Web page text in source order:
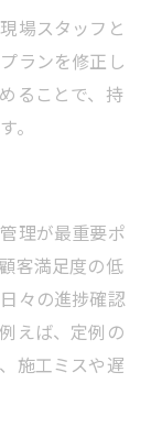
場スタッフと
ランを修正し
ることで、持
。
理が最重要ポ
客満足度の低
々の進捗確認
えば、定例の
施工ミスや遅